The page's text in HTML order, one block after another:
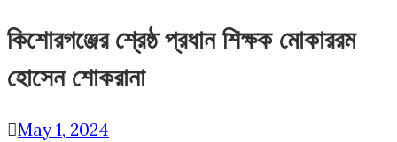
কিশোরগঞ্জের শ্রেষ্ঠ প্রধান শিক্ষক মোকাররম
হোসেন শোকরানা
May 1, 2024